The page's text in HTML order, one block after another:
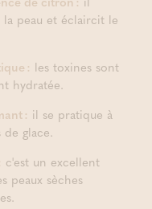
peau et éclaircit le
: les toxines sont
hydratée.
: il se pratique à
glace.
c'est un excellent
peaux sèches